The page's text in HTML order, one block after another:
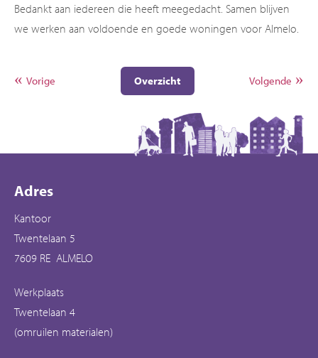
Bedankt aan iedereen die heeft meegedacht. Samen blijven
we werken aan voldoende en goede woningen voor Almelo.
Volgende
Overzicht
Vorige
Contactinformatie
Adres
Kantoor
Twentelaan 5
7609 RE ALMELO
Werkplaats
Twentelaan 4
(omruilen materialen)